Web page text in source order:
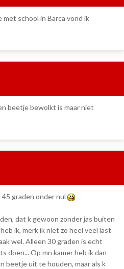
school in Barca vond ik
beetje bewolkt is maar niet
graden onder nul
dat k gewoon zonder jas buiten
ik, merk ik niet zo heel veel last
wel. Alleen 30 graden is echt
doen... Op mn kamer heb ik dan
beetje uit te houden, maar als k